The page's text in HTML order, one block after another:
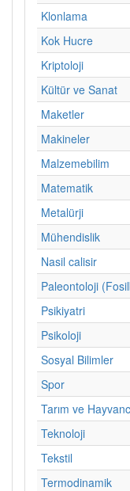
Klonlama
Kok Hucre
Kriptoloji
Kültür ve Sanat
Maketler
Makineler
Malzemebilim
Matematik
Metalürji
Mühendislik
Nasil calisir
Paleontoloji
Psikiyatri
Psikoloji
Sosyal Bilimler
Spor
Tarım ve
Teknoloji
Tekstil
Termodinamik